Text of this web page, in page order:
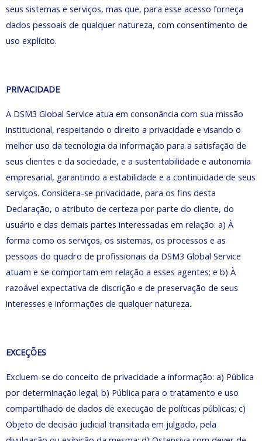
seus sistemas e serviços, mas que, para esse acesso forneça
dados pessoais de qualquer natureza, com consentimento de
uso explícito.
PRIVACIDADE
A DSM3 Global Service atua em consonância com sua missão
institucional, respeitando o direito a privacidade e visando o
melhor uso da tecnologia da informação para a satisfação de
seus clientes e da sociedade, e a sustentabilidade e autonomia
empresarial, garantindo a estabilidade e a continuidade de seus
serviços. Considera-se privacidade, para os fins desta
Declaração, o atributo de certeza por parte do cliente, do
usuário e das demais partes interessadas em relação: a) À
forma como os serviços, os sistemas, os processos e as
pessoas do quadro de profissionais da DSM3 Global Service
atuam e se comportam em relação a esses agentes; e b) À
razoável expectativa de discrição e de preservação de seus
interesses e informações de qualquer natureza.
EXCEÇÕES
Excluem-se do conceito de privacidade a informação: a) Pública
por determinação legal; b) Pública para o tratamento e uso
compartilhado de dados de execução de políticas públicas; c)
Objeto de decisão judicial transitada em julgado, pela